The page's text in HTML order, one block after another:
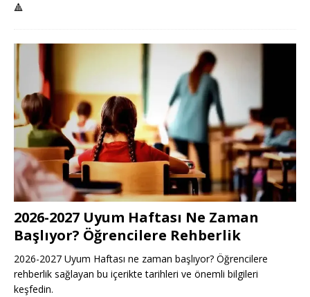
🔺
2026-2027 Uyum Haftası Ne Zaman
Başlıyor? Öğrencilere Rehberlik
2026-2027 Uyum Haftası ne zaman başlıyor? Öğrencilere
rehberlik sağlayan bu içerikte tarihleri ve önemli bilgileri
keşfedin.